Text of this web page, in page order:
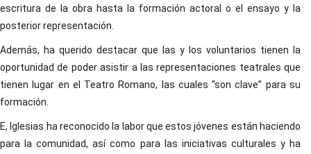
escritura de la obra hasta la formación actoral o el ensayo y la
posterior representación.
Además, ha querido destacar que las y los voluntarios tienen la
oportunidad de poder asistir a las representaciones teatrales que
tienen lugar en el Teatro Romano, las cuales “son clave” para su
formación.
E, Iglesias ha reconocido la labor que estos jóvenes están haciendo
para la comunidad, así como para las iniciativas culturales y ha